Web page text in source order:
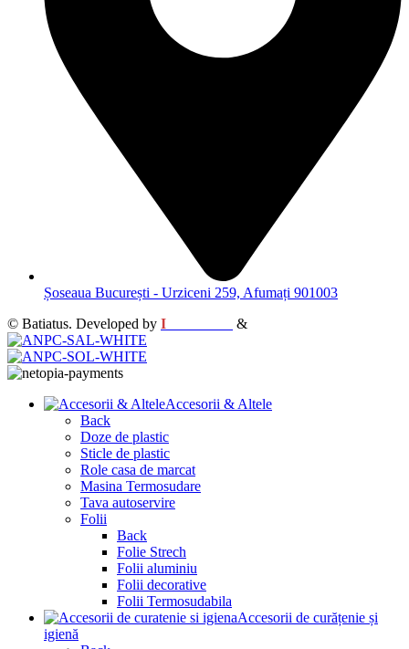
Șoseaua București - Urziceni 259, Afumați 901003
© Batiatus. Developed by I &
Accesorii & Altele
Back
Doze de plastic
Sticle de plastic
Role casa de marcat
Masina Termosudare
Tava autoservire
Folii
Back
Folie Strech
Folii aluminiu
Folii decorative
Folii Termosudabila
Accesorii de curățenie și
igienă